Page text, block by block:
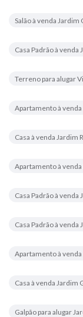
Salão à venda Jardim
Casa Padrão à venda
Terreno para alugar
Apartamento à
Casa à venda Jardim
Apartamento à venda
Casa Padrão à venda
Casa Padrão à venda
Apartamento à
Casa à venda Jardim
Galpão para alugar